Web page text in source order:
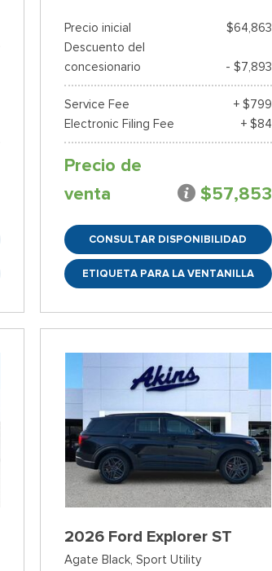
Precio inicial
$64,863
Descuento del
concesionario
- $7,893
Service Fee
+ $799
Electronic Filing Fee
+ $84
Precio de
venta
$57,853
CONSULTAR DISPONIBILIDAD
ETIQUETA PARA LA VENTANILLA
2026 Ford Explorer ST
Agate Black, Sport Utility